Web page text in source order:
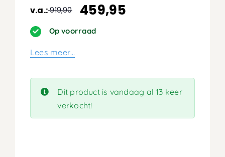
v.a.:919,90
Oorspronkelijke
prijs
was:
919,90.
459,95
Huidige
prijs
is:
459,95.
Op voorraad
Lees meer…
Dit product is vandaag al 13 keer
verkocht!